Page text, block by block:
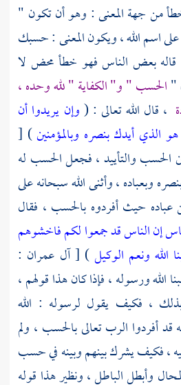
من جهة المعنى : وهو أن تكون "
اسم الله ، ويكون المعنى : حسبك
قاله بعض الناس فهو خطأ محض لا
"الحسب " و" الكفاية " لله وحده ،
، قال الله تعالى : (وإن يريدوا أن
الذي أيدك بنصره وبالمؤمنين) [
ففرق بين الحسب والتأييد ، فجعل الحسب له
وبعباده ، وأثنى الله سبحانه على
عباده حيث أفردوه بالحسب ، فقال
إن الناس قد جمعوا لكم فاخشوهم
الله ونعم الوكيل) [ آل عمران :
الله ورسوله ، فإذا كان هذا قولهم ،
، فكيف يقول لرسوله : الله
أفردوا الرب تعالى بالحسب ، ولم
، فكيف يشرك بينهم وبينه في حسب
وأبطل الباطل ، ونظير هذا قوله